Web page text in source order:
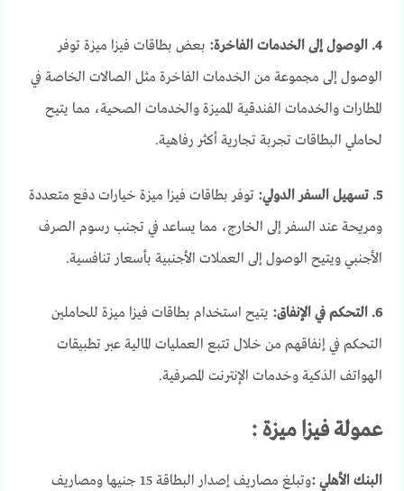
4. الوصول إلى الخدمات الفاخرة:
بعض بطاقات فيزا ميزة توفر
الوصول إلى مجموعة من الخدمات الفاخرة مثل الصالات الخاصة في
المطارات والخدمات الفندقية المميزة والخدمات الصحية، مما يتيح
لحاملي البطاقات تجربة تجارية أكثر رفاهية.
5. تسهيل السفر الدولي:
توفر بطاقات فيزا ميزة خيارات دفع متعددة
ومريحة عند السفر إلى الخارج، مما يساعد في تجنب رسوم الصرف
الأجنبي ويتيح الوصول إلى العملات الأجنبية بأسعار تنافسية.
6. التحكم في الإنفاق:
يتيح استخدام بطاقات فيزا ميزة للحاملين
التحكم في إنفاقهم من خلال تتبع العمليات المالية عبر تطبيقات
الهواتف الذكية وخدمات الإنترنت المصرفية.
عمولة فيزا ميزة :
البنك الأهلي :
وتبلغ مصاريف إصدار البطاقة 15 جنيها ومصاريف